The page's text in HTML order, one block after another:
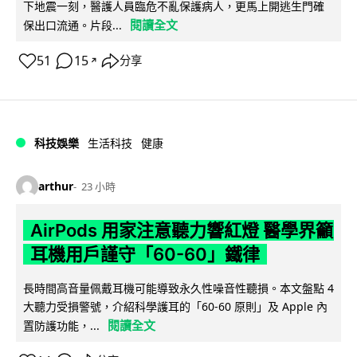
下地震一刻，醫護人員臨危不亂保護病人，更馬上開逃生門確
保出口流通。片段...
閱讀全文
51 15 ↗ 分享
科技娛樂 生活科技 健康
arthur 23 小時
AirPods 用家注意聽力響紅燈 醫學界籲
耳機用戶謹守「60-60」鐵律
長時間高音量佩戴耳機可能導致永久性噪音性聽損。本文盤點 4
大聽力受損警號，介紹科學護耳的「60-60 原則」及 Apple 內
置防護功能，...
閱讀全文